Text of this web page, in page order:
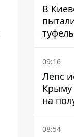
В
суд
09:16
Лепс
Крыму
на
08:54